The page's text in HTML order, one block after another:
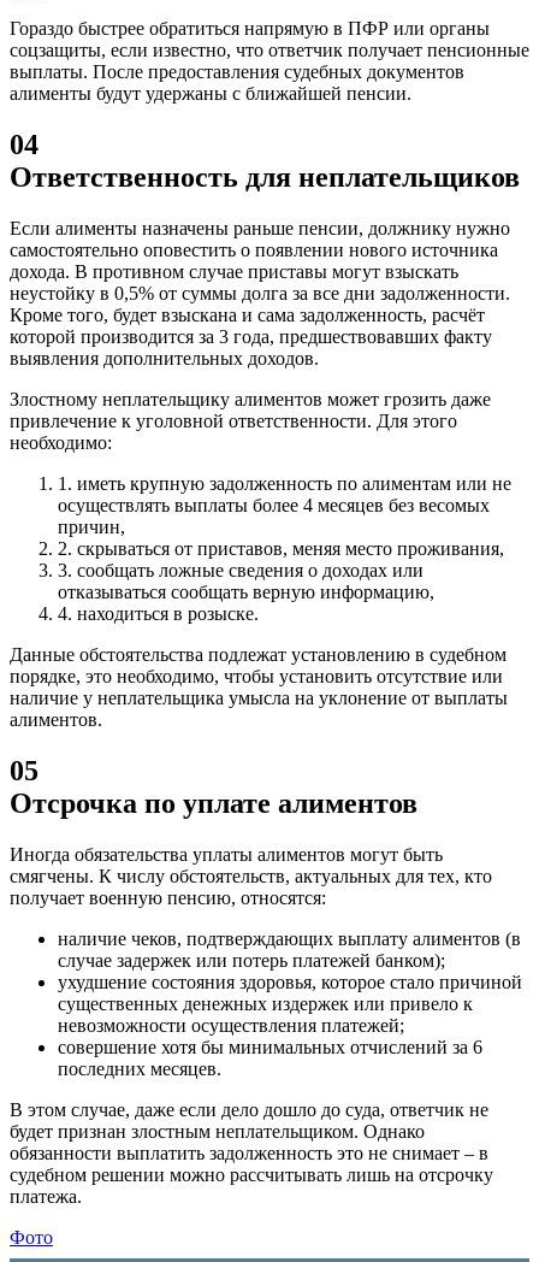
Гораздо быстрее обратиться напрямую в ПФР или органы
соцзащиты, если известно, что ответчик получает пенсионные
выплаты. После предоставления судебных документов
алименты будут удержаны с ближайшей пенсии.
04
Ответственность для неплательщиков
Если алименты назначены раньше пенсии, должнику нужно
самостоятельно оповестить о появлении нового источника
дохода. В противном случае приставы могут взыскать
неустойку в 0,5% от суммы долга за все дни задолженности.
Кроме того, будет взыскана и сама задолженность, расчёт
которой производится за 3 года, предшествовавших факту
выявления дополнительных доходов.
Злостному неплательщику алиментов может грозить даже
привлечение к уголовной ответственности. Для этого
необходимо:
1. иметь крупную задолженность по алиментам или не
осуществлять выплаты более 4 месяцев без весомых
причин,
2. скрываться от приставов, меняя место проживания,
3. сообщать ложные сведения о доходах или
отказываться сообщать верную информацию,
4. находиться в розыске.
Данные обстоятельства подлежат установлению в судебном
порядке, это необходимо, чтобы установить отсутствие или
наличие у неплательщика умысла на уклонение от выплаты
алиментов.
05
Отсрочка по уплате алиментов
Иногда обязательства уплаты алиментов могут быть
смягчены. К числу обстоятельств, актуальных для тех, кто
получает военную пенсию, относятся:
наличие чеков, подтверждающих выплату алиментов (в
случае задержек или потерь платежей банком);
ухудшение состояния здоровья, которое стало причиной
существенных денежных издержек или привело к
невозможности осуществления платежей;
совершение хотя бы минимальных отчислений за 6
последних месяцев.
В этом случае, даже если дело дошло до суда, ответчик не
будет признан злостным неплательщиком. Однако
обязанности выплатить задолженность это не снимает – в
судебном решении можно рассчитывать лишь на отсрочку
платежа.
Фото